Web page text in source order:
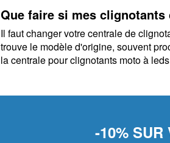
Que faire si mes
Il faut changer votre centrale de
trouve le modèle d'origine, souvent
la centrale pour clignotants moto à
-10% SUR